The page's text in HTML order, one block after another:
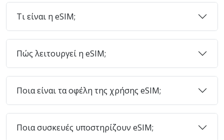
Τι είναι η eSIM;
Πώς λειτουργεί η eSIM;
Ποια είναι τα οφέλη της χρήσης eSIM;
Ποια συσκευές υποστηρίζουν eSIM;